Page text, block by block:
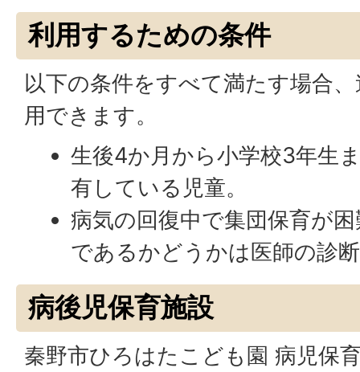
利用するための条件
以下の条件をすべて満たす場合
用できます。
生後4か月から小学校3年生
有している児童。
病気の回復中で集団保育が
であるかどうかは医師の診
病後児保育施設
秦野市ひろはたこども園 病児保